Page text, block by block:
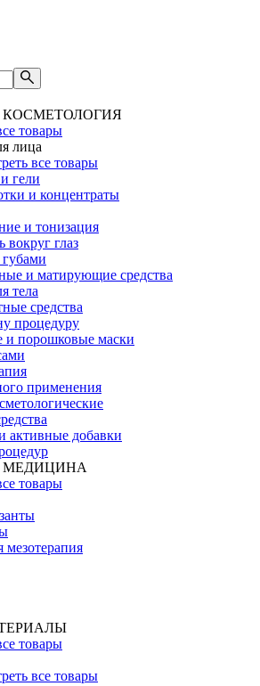
КОСМЕТОЛОГИЯ
товары
лица
все товары
гели
и концентраты
и тонизация
вокруг глаз
губами
и матирующие средства
тела
средства
процедуру
и порошковые маски
применения
активные добавки
МЕДИЦИНА
товары
товары
все товары